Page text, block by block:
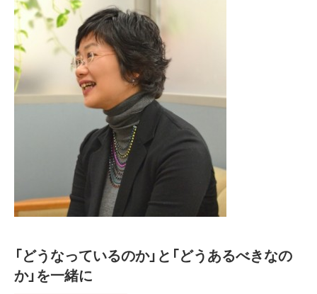
「どうなっているのか」と「どうあるべきなの
か」を一緒に